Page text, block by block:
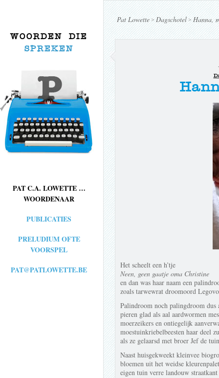
WOORDEN DIE
SPREKEN
PAT C.A. LOWETTE …
WOORDENAAR
PUBLICATIES
PRELUDIUM OFTE
VOORSPEL
PAT@PATLOWETTE.BE
Pat Lowette> Dagschotel >Hanna,
Het scheelt een h’tje
Neen, geen gaatje oma Christine
en dan was haar naam een
zoals tarwewrat droomoord
Palindroom noch palingdroom dus
pieren glad als aal aardwormen
moerzeikers en ontiegelijk
moestuinkriebelbeesten haar deel
als ze gelaarsd met broer Jef de
Naast huisgekweekt kleinvee
bloemen uit het weidse
eigen tuin verre landouw straatkant